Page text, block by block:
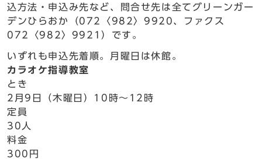
込方法・申込み先など、問合せ先は全てグリーンガー
デンひらおか（072〈982〉9920、ファクス
072〈982〉9921）です。
いずれも申込先着順。月曜日は休館。
カラオケ指導教室
とき
2月9日（木曜日）10時～12時
定員
30人
料金
300円